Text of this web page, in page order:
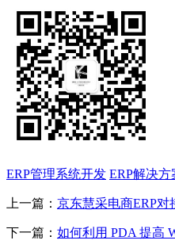
ERP管理系统开发 ERP解决方
上一篇： 京东慧采电商ERP对
下一篇： 如何利用 PDA 提高